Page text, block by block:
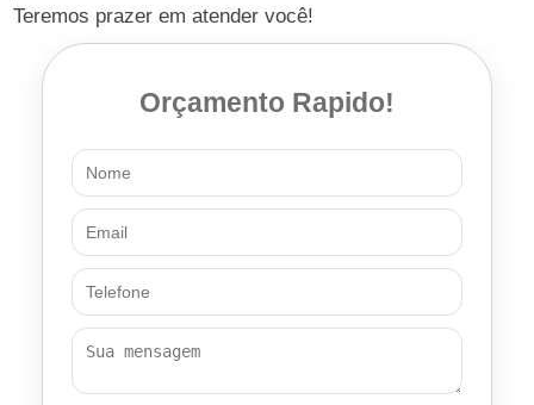
Teremos prazer em atender você!
Orçamento Rapido!